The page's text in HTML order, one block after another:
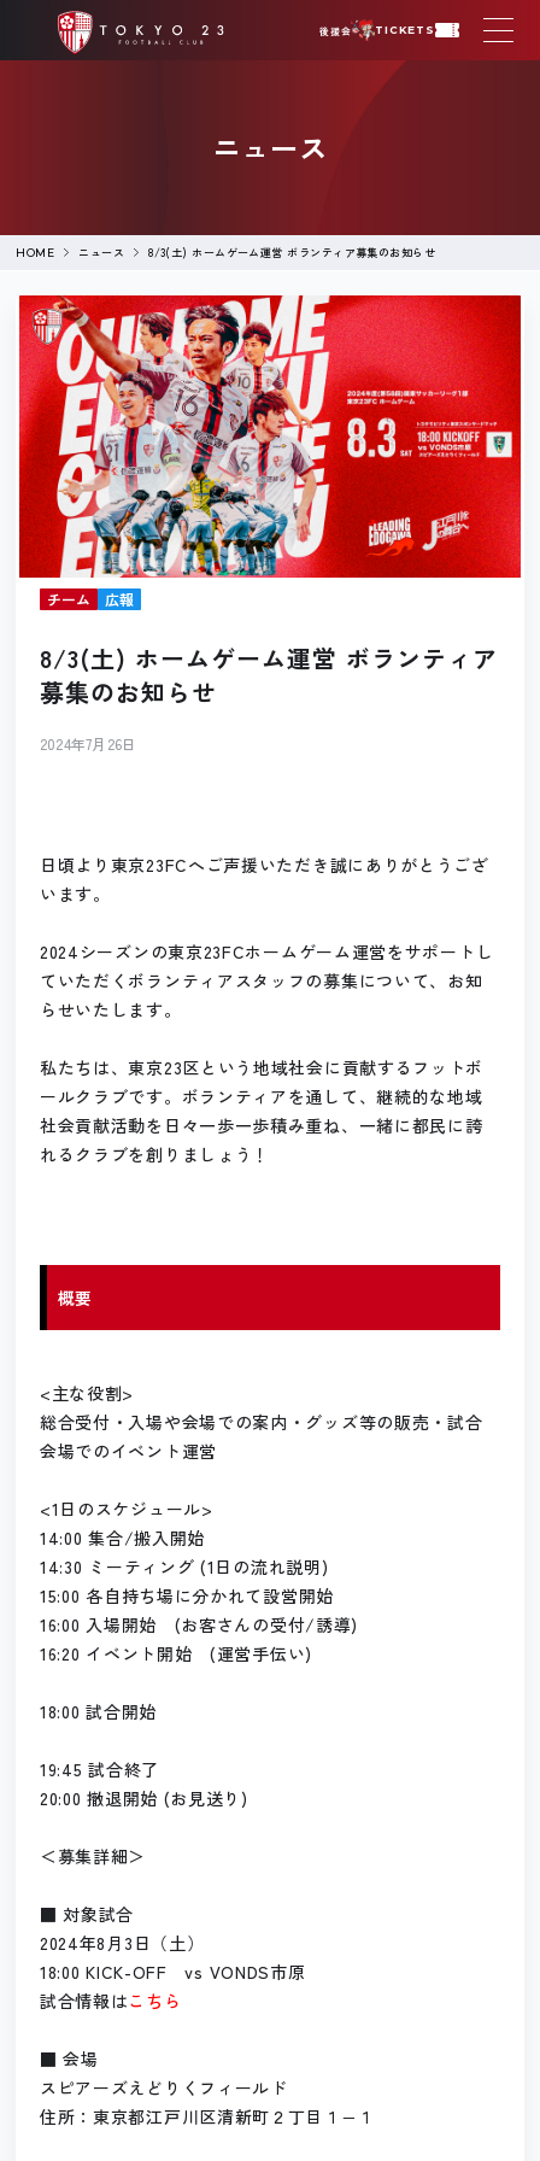
後援会 TICKETS
ニュース
HOME ニュース 8/3(土) ホームゲーム運営 ボランティア募集のお知らせ
チーム 広報
8/3(土) ホームゲーム運営 ボランティア
募集のお知らせ
2024年7月26日
日頃より東京23FCへご声援いただき誠にありがとうござ
います。
2024シーズンの東京23FCホームゲーム運営をサポートし
ていただくボランティアスタッフの募集について、お知
らせいたします。
私たちは、東京23区という地域社会に貢献するフットボ
ールクラブです。ボランティアを通して、継続的な地域
社会貢献活動を日々一歩一歩積み重ね、一緒に都民に誇
れるクラブを創りましょう！
概要
<主な役割>
総合受付・入場や会場での案内・グッズ等の販売・試合
会場でのイベント運営
<1日のスケジュール>
14:00 集合/搬入開始
14:30 ミーティング (1日の流れ説明)
15:00 各自持ち場に分かれて設営開始
16:00 入場開始 (お客さんの受付/誘導)
16:20 イベント開始 (運営手伝い)
18:00 試合開始
19:45 試合終了
20:00 撤退開始 (お見送り)
＜募集詳細＞
■ 対象試合
2024年8月3日（土）
18:00 KICK-OFF vs VONDS市原
試合情報はこちら
■ 会場
スピアーズえどりくフィールド
住所：東京都江戸川区清新町２丁目１−１